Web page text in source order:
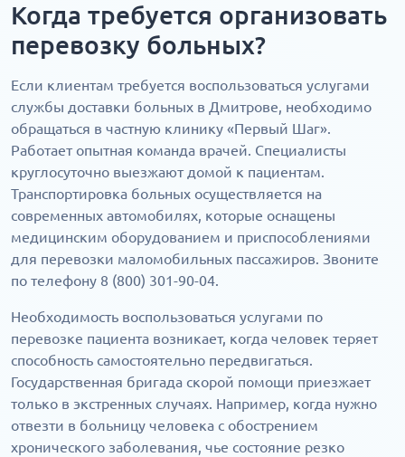
Когда требуется организовать
перевозку больных?
Если клиентам требуется воспользоваться услугами
службы доставки больных в Дмитрове, необходимо
обращаться в частную клинику «Первый Шаг».
Работает опытная команда врачей. Специалисты
круглосуточно выезжают домой к пациентам.
Транспортировка больных осуществляется на
современных автомобилях, которые оснащены
медицинским оборудованием и приспособлениями
для перевозки маломобильных пассажиров. Звоните
по телефону 8 (800) 301-90-04.
Необходимость воспользоваться услугами по
перевозке пациента возникает, когда человек теряет
способность самостоятельно передвигаться.
Государственная бригада скорой помощи приезжает
только в экстренных случаях. Например, когда нужно
отвезти в больницу человека с обострением
хронического заболевания, чье состояние резко